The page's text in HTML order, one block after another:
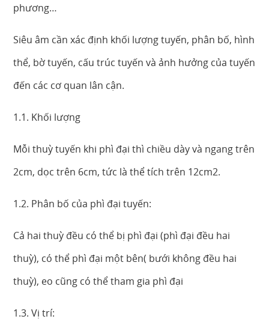
phương…
Siêu âm cần xác định khối lượng tuyến, phân bố, hình
thể, bờ tuyến, cấu trúc tuyến và ảnh hưởng của tuyến
đến các cơ quan lân cận.
1.1. Khối lượng
Mỗi thuỳ tuyến khi phì đại thì chiều dày và ngang trên
2cm, dọc trên 6cm, tức là thể tích trên 12cm2.
1.2. Phân bố của phì đại tuyến:
Cả hai thuỳ đều có thể bị phì đại (phì đại đều hai
thuỳ), có thể phì đại một bên( bưới không đều hai
thuỳ), eo cũng có thể tham gia phì đại
1.3. Vị trí: